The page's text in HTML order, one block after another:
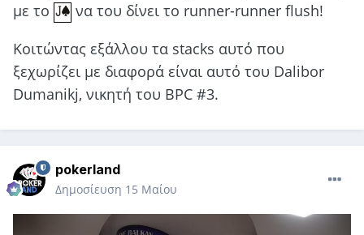
με το
να του δίνει το runner-runner flush!
Koιτώντας εξάλλου τα stacks αυτό που
ξεχωρίζει με διαφορά είναι αυτό του Dalibor
Dumanikj, νικητή του BPC #3.
pokerland
Δημοσίευση 15 Μαίου